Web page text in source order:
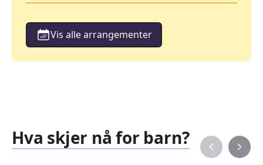
Vis alle arrangementer
Hva skjer nå for barn?